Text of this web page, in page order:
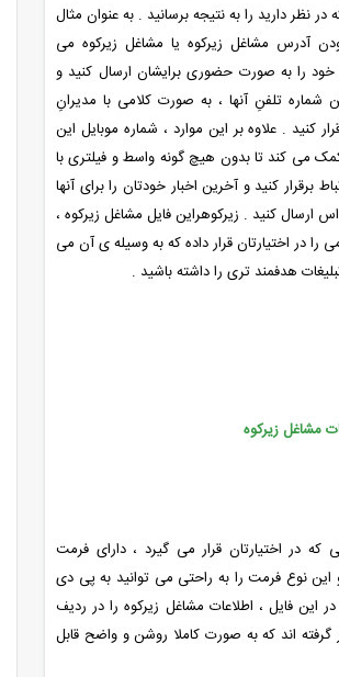
نظر دارید را به نتیجه برسانید . به عنوان مثال
آدرس مشاغل زیرکوه یا مشاغل زیرکوه می
خود را به صورت حضوری برایشان ارسال کنید و
شماره تلفنِ آنها ، به صورت کلامی با مدیرانِ
کنید . علاوه بر این موارد ، شماره موبایل این
کمک می کند تا بدون هیچ گونه واسط و فیلتری با
برقرار کنید و آخرین اخبار خودتان را برای آنها
کنید . زیرکوهراین فایل مشاغل زیرکوه ،
را در اختیارتان قرار داده که به وسیله ی آن می
هدفمند تری را داشته باشید .
مشاغل زیرکوه
که در اختیارتان قرار می گیرد ، دارای فرمت
نوع فرمت را به راحتی می توانید به پی دی
این فایل ، اطلاعات مشاغل زیرکوه را در ردیف
گرفته اند که به صورت کاملا روشن و واضح قابل